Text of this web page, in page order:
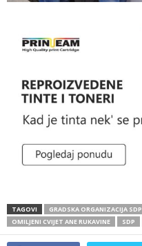
TAGOVI GRADSKA ORGANIZACIJA SDP
OMILJENI CVIJET ANE RUKAVINE
SDP